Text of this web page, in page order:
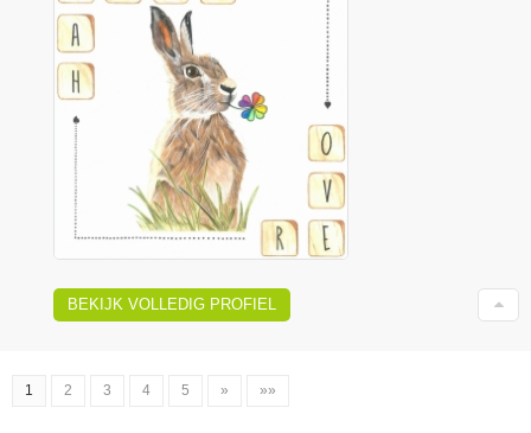
BEKIJK VOLLEDIG PROFIEL
1 2 3 4 5 » »»